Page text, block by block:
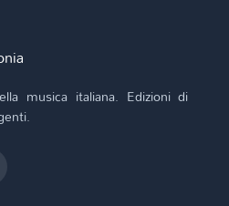
musica italiana. Edizioni di